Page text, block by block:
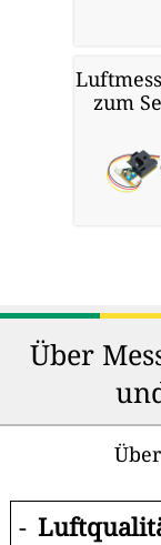
zum
Über
-